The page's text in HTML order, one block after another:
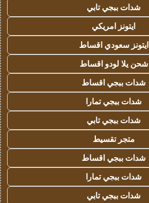
شدات ببجي تابي
ايتونز امريكي
ايتونز سعودي اقساط
شحن يلا لودو اقساط
شدات ببجي اقساط
شدات ببجي تمارا
شدات ببجي تابي
متجر تقسيط
شدات ببجي اقساط
شدات ببجي تمارا
شدات ببجي تابي